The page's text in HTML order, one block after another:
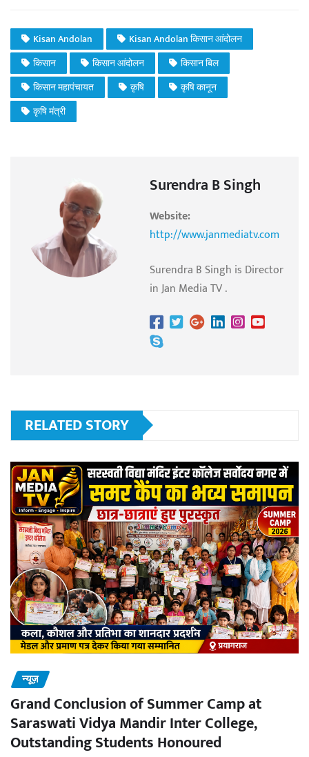
Kisan Andolan
Kisan Andolan किसान आंदोलन
किसान
किसान आंदोलन
किसान बिल
किसान महापंचायत
कृषि
कृषि कानून
कृषि मंत्री
Surendra B Singh
Website:
http://www.janmediatv.com
Surendra B Singh is Director
in Jan Media TV .
RELATED STORY
न्यूज़
Grand Conclusion of Summer Camp at
Saraswati Vidya Mandir Inter College,
Outstanding Students Honoured